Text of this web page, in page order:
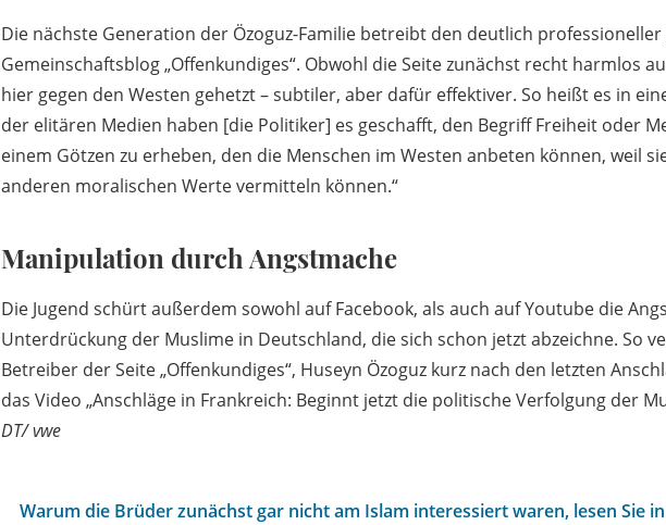
Die nächste Generation der Özoguz-Familie betreibt den deutlich
Gemeinschaftsblog „Offenkundiges“. Obwohl die Seite zunächst recht harmlos
hier gegen den Westen gehetzt – subtiler, aber dafür effektiver. So heißt es in
der elitären Medien haben [die Politiker] es geschafft, den Begriff Freiheit oder
einem Götzen zu erheben, den die Menschen im Westen anbeten können, weil
anderen moralischen Werte vermitteln können.“
Manipulation durch Angstmache
Die Jugend schürt außerdem sowohl auf Facebook, als auch auf Youtube die
Unterdrückung der Muslime in Deutschland, die sich schon jetzt abzeichne. So
Betreiber der Seite „Offenkundiges“, Huseyn Özoguz kurz nach den letzten
das Video „Anschläge in Frankreich: Beginnt jetzt die politische Verfolgung der
DT/ vwe
Warum die Brüder zunächst gar nicht am Islam interessiert waren, lesen Sie